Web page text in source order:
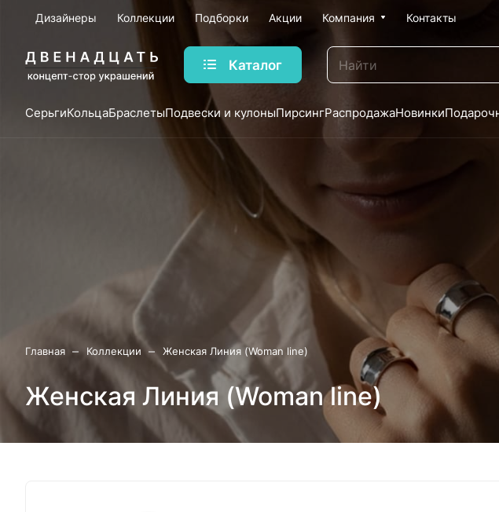
Дизайнеры Коллекции Подборки Акции Компания Контакты
Каталог
СерьгиКольцаБраслетыПодвески и кулоныПирсингРаспродажаНовинки
Главная – Коллекции – Женская Линия (Woman line)
Женская Линия (Woman line)